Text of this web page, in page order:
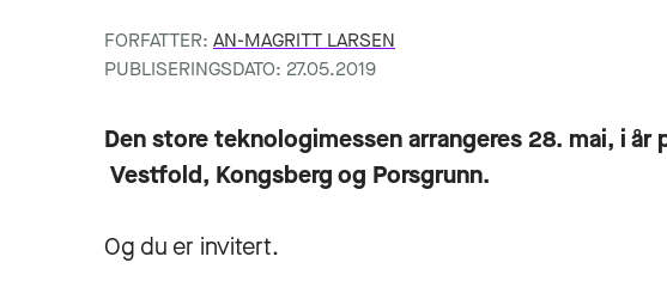
FORFATTER: AN-MAGRITT LARSEN
PUBLISERINGSDATO: 27.05.2019
Den store teknologimessen arrangeres 28. mai, i år
Vestfold, Kongsberg og Porsgrunn.
Og du er invitert.